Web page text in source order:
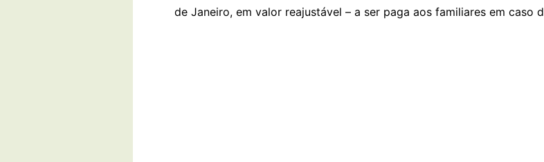
de Janeiro, em valor reajustável – a ser paga aos familiares em caso